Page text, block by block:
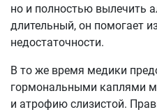
но и полностью вылечить
длительный, он помогает
недостаточности.
В то же время медики
гормональными каплями
и атрофию слизистой.